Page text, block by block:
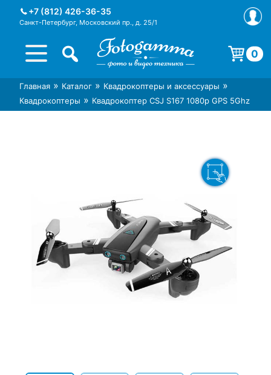
+7 (812) 426-36-35
Санкт-Петербург, Московский пр., д. 25/1
Интернет-магазин фототехники
Foto-Gamma в СПб
Магазин фотоаксессуаров foto-
gamma.ru
0
Корзина пуста.
Главная » Каталог » Квадрокоптеры и аксессуары »
Квадрокоптеры » Квадрокоптер CSJ S167 1080p GPS 5Ghz